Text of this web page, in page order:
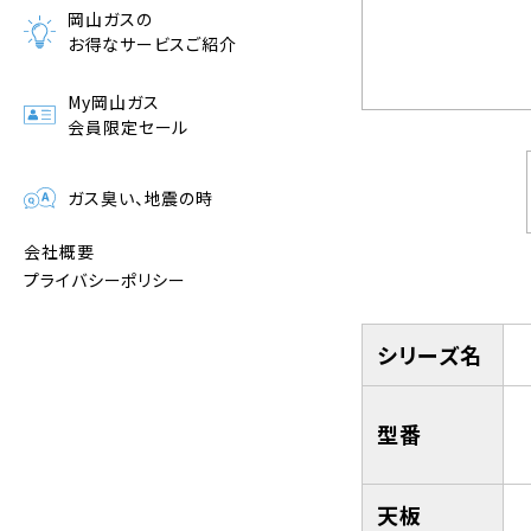
岡山ガスの
お得なサービスご紹介
My岡山ガス
会員限定セール
ガス臭い、地震の時
会社概要
プライバシーポリシー
シリーズ名
型番
天板